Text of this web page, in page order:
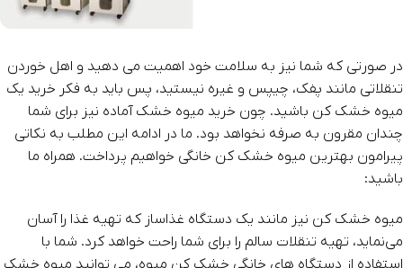
در صورتی که شما نیز به سلامت خود اهمیت می دهید و اهل خوردن
تنقلاتی مانند پفک، چیپس و غیره نیستید، پس باید به فکر خرید یک
میوه خشک‌ کن باشید. چون خرید میوه خشک آماده نیز برای شما
چندان مقرون‌ به‌ صرفه نخواهد بود. ما در ادامه این مطلب به نکاتی
پیرامون بهترین میوه خشک کن خانگی خواهیم پرداخت. همراه ما
باشید:
میوه خشک کن نیز مانند یک دستگاه غذاساز که تهیه غذا را آسان
می‌نماید، تهیه تنقلات سالم را برای شما راحت خواهد کرد. شما با
استفاده از دستگاه‌ های خانگی خشک‌ کن میوه، می ‌توانید میوه خشک